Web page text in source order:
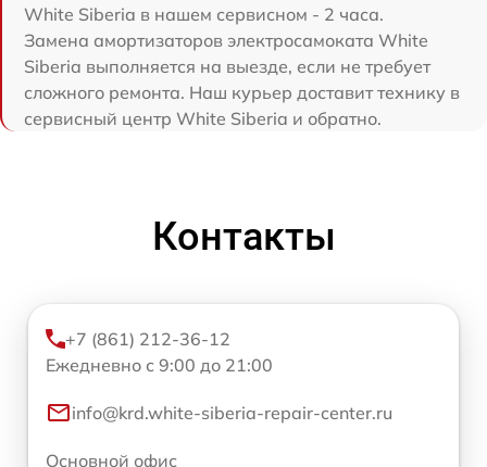
White Siberia в нашем сервисном - 2 часа.
Замена амортизаторов электросамоката White
Siberia выполняется на выезде, если не требует
сложного ремонта. Наш курьер доставит технику в
сервисный центр White Siberia и обратно.
Контакты
+7 (861) 212-36-12
Ежедневно с 9:00 до 21:00
info@krd.white-siberia-repair-center.ru
Основной офис